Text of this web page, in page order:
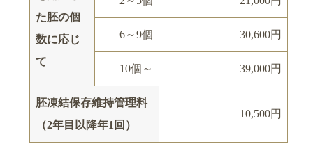
た胚の個
数に応じ
て
6～9個 30,600円
10個～ 39,000円
胚凍結保存維持管理料
（2年目以降年1回）
10,500円